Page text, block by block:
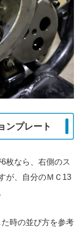
ンプレート
枚なら、右側のス
が、自分のＭＣ13
時の並び方を参考